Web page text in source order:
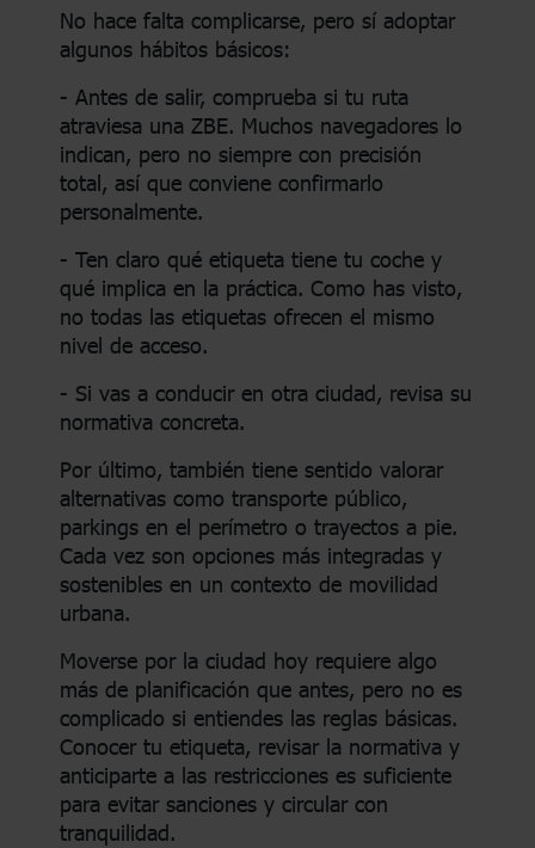
No hace falta complicarse, pero sí adoptar
algunos hábitos básicos:
- Antes de salir, comprueba si tu ruta
atraviesa una ZBE. Muchos navegadores lo
indican, pero no siempre con precisión
total, así que conviene confirmarlo
personalmente.
- Ten claro qué etiqueta tiene tu coche y
qué implica en la práctica. Como has visto,
no todas las etiquetas ofrecen el mismo
nivel de acceso.
- Si vas a conducir en otra ciudad, revisa su
normativa concreta.
Por último, también tiene sentido valorar
alternativas como transporte público,
parkings en el perímetro o trayectos a pie.
Cada vez son opciones más integradas y
sostenibles en un contexto de movilidad
urbana.
Moverse por la ciudad hoy requiere algo
más de planificación que antes, pero no es
complicado si entiendes las reglas básicas.
Conocer tu etiqueta, revisar la normativa y
anticiparte a las restricciones es suficiente
para evitar sanciones y circular con
tranquilidad.